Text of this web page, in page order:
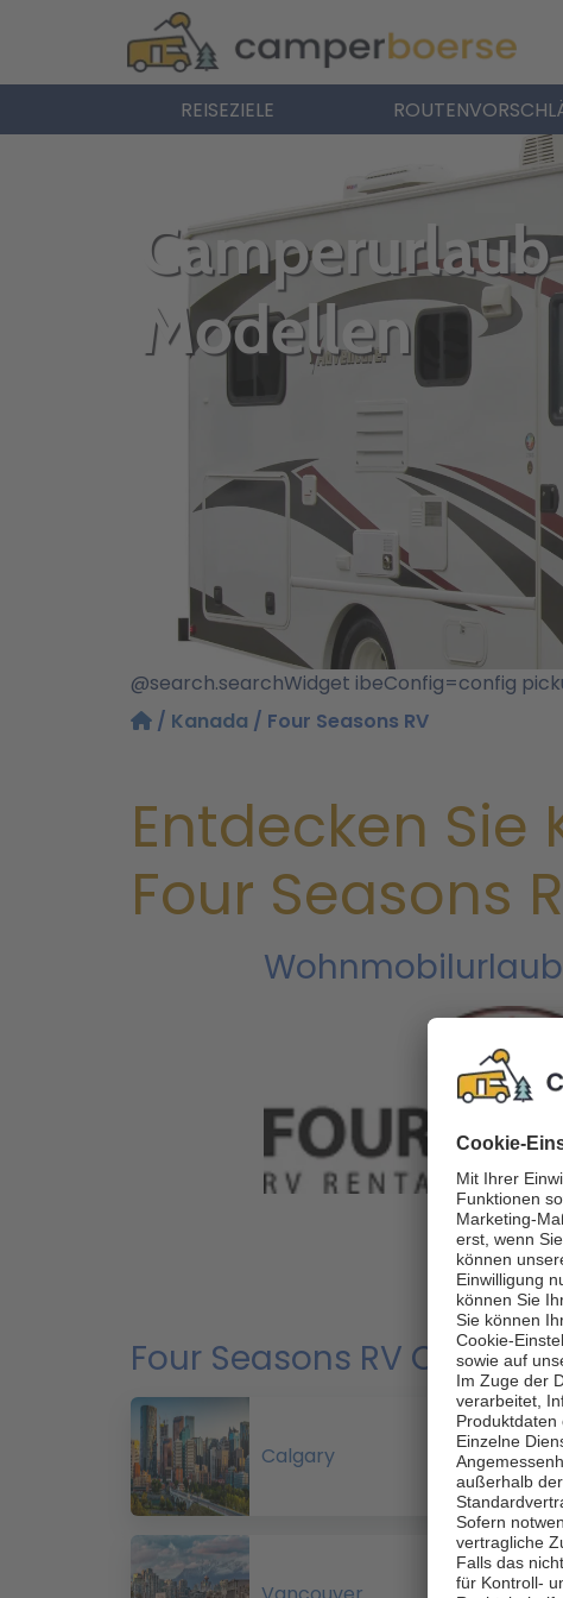
REISEZIELE
Modellen
@search.searchWidget ibeConfig=config
/ Kanada / Four Seasons RV
Entdecken
Four Seasons
Four Seasons RV
Calgary